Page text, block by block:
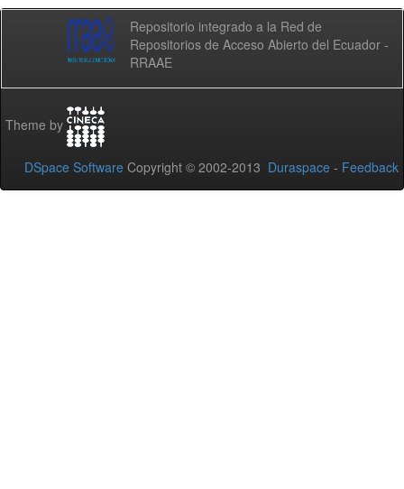
Repositorio integrado a la Red de
Repositorios de Acceso Abierto del Ecuador -
RRAAE
Theme by
DSpace Software Copyright © 2002-2013 Duraspace - Feedback